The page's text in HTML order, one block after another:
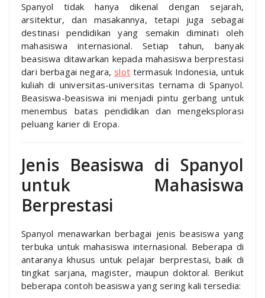
Spanyol tidak hanya dikenal dengan sejarah,
arsitektur, dan masakannya, tetapi juga sebagai
destinasi pendidikan yang semakin diminati oleh
mahasiswa internasional. Setiap tahun, banyak
beasiswa ditawarkan kepada mahasiswa berprestasi
dari berbagai negara, slot termasuk Indonesia, untuk
kuliah di universitas-universitas ternama di Spanyol.
Beasiswa-beasiswa ini menjadi pintu gerbang untuk
menembus batas pendidikan dan mengeksplorasi
peluang karier di Eropa.
Jenis Beasiswa di Spanyol
untuk Mahasiswa
Berprestasi
Spanyol menawarkan berbagai jenis beasiswa yang
terbuka untuk mahasiswa internasional. Beberapa di
antaranya khusus untuk pelajar berprestasi, baik di
tingkat sarjana, magister, maupun doktoral. Berikut
beberapa contoh beasiswa yang sering kali tersedia: